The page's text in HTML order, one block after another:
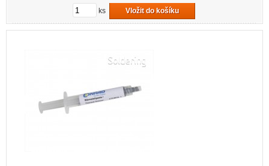
ks Vložit do košíku